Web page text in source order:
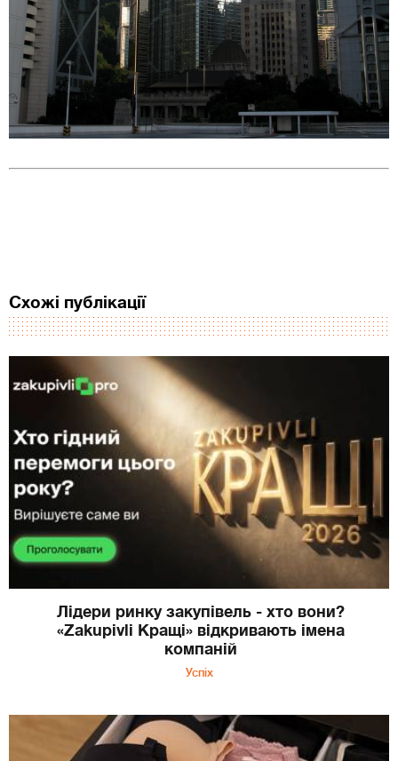
Схожі публікації
Лідери ринку закупівель - хто вони?
«Zakupivli Кращі» відкривають імена
компаній
Успіх